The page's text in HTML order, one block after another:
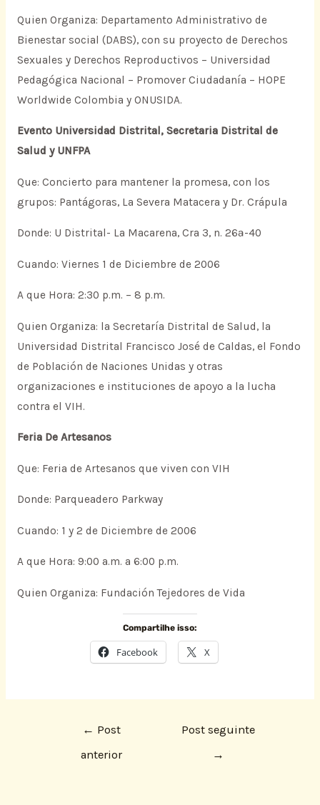
Quien Organiza: Departamento Administrativo de
Bienestar social (DABS), con su proyecto de Derechos
Sexuales y Derechos Reproductivos – Universidad
Pedagógica Nacional – Promover Ciudadanía – HOPE
Worldwide Colombia y ONUSIDA.
Evento Universidad Distrital, Secretaria Distrital de
Salud y UNFPA
Que: Concierto para mantener la promesa, con los
grupos: Pantágoras, La Severa Matacera y Dr. Crápula
Donde: U Distrital- La Macarena, Cra 3, n. 26ª-40
Cuando: Viernes 1 de Diciembre de 2006
A que Hora: 2:30 p.m. – 8 p.m.
Quien Organiza: la Secretaría Distrital de Salud, la
Universidad Distrital Francisco José de Caldas, el Fondo
de Población de Naciones Unidas y otras
organizaciones e instituciones de apoyo a la lucha
contra el VIH.
Feria De Artesanos
Que: Feria de Artesanos que viven con VIH
Donde: Parqueadero Parkway
Cuando: 1 y 2 de Diciembre de 2006
A que Hora: 9:00 a.m. a 6:00 p.m.
Quien Organiza: Fundación Tejedores de Vida
Compartilhe isso:
Facebook X
← Post
anterior
Post seguinte
→